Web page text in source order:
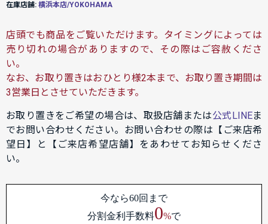
在庫店舗: 横浜本店/YOKOHAMA
店頭でも商品をご覧いただけます。タイミングによっては
売り切れの場合がありますので、その際はご容赦くださ
い。
なお、お取り置きはおひとり様2本まで、お取り置き期間は
3営業日とさせていただきます。
お取り置きをご希望の場合は、取扱店舗または公式LINEま
でお問い合わせください。お問い合わせの際は【ご来店希
望日】と【ご来店希望店舗】をあわせてお知らせくださ
い。
今なら60回まで
分割金利手数料0%で